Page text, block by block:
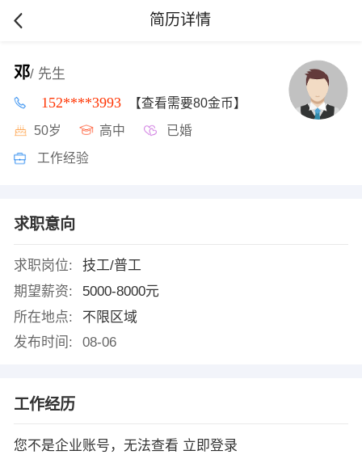
简历详情
邓/ 先生
152****3993 【查看需要80金币】
50岁 高中 已婚
工作经验
求职意向
求职岗位:
技工/普工
期望薪资:
5000-8000元
所在地点:
不限区域
发布时间:
08-06
工作经历
您不是企业账号，无法查看 立即登录